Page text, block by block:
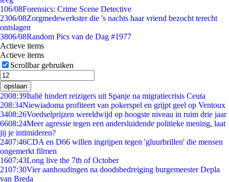
106/08Forensics: Crime Scene Detective
2306/08Zorgmedewerkster die 's nachts haar vriend bezocht terecht
ontslagen
3806/08Random Pics van de Dag #1977
Actieve items
Actieve items
Scrollbar gebruiken
opslaan
2008:39Italië hindert reizigers uit Spanje na migratiecrisis Ceuta
208:34Niewiadoma profiteert van pokerspel en grijpt geel op Ventoux
3408:26Voedselprijzen wereldwijd op hoogste niveau in ruim drie jaar
6608:24Meer agressie tegen een andersluidende politieke mening, laat
jij je intimideren?
2407:46CDA en D66 willen ingrijpen tegen 'gluurbrillen' die mensen
ongemerkt filmen
1607:43Long live the 7th of October
2107:30Vier aanhoudingen na doodsbedreiging burgemeester Depla
van Breda